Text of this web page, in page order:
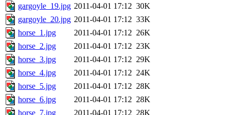
gargoyle_19.jpg 2011-04-01 17:12 30K
gargoyle_20.jpg 2011-04-01 17:12 33K
horse_1.jpg
2011-04-01 17:12 26K
horse_2.jpg
2011-04-01 17:12 23K
horse_3.jpg
2011-04-01 17:12 29K
horse_4.jpg
2011-04-01 17:12 24K
horse_5.jpg
2011-04-01 17:12 28K
horse_6.jpg
2011-04-01 17:12 28K
horse_7.jpg
2011-04-01 17:12 28K